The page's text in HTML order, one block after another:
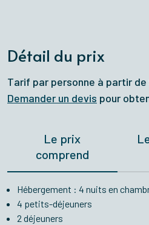
Détail du prix
Tarif par personne à partir
Demander un devis pour
Le prix
comprend
Hébergement : 4 nuits en
4 petits-déjeuners
2 déjeuners